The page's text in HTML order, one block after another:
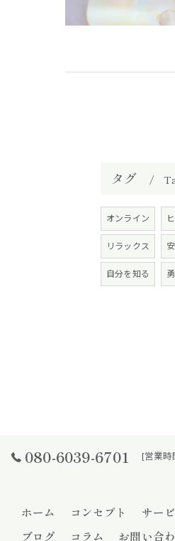
タグ
オンライン
リラックス
自分を知る
080-6039-6701 [営業
ホーム コンセプト サー
ブログ
コラム お問い合